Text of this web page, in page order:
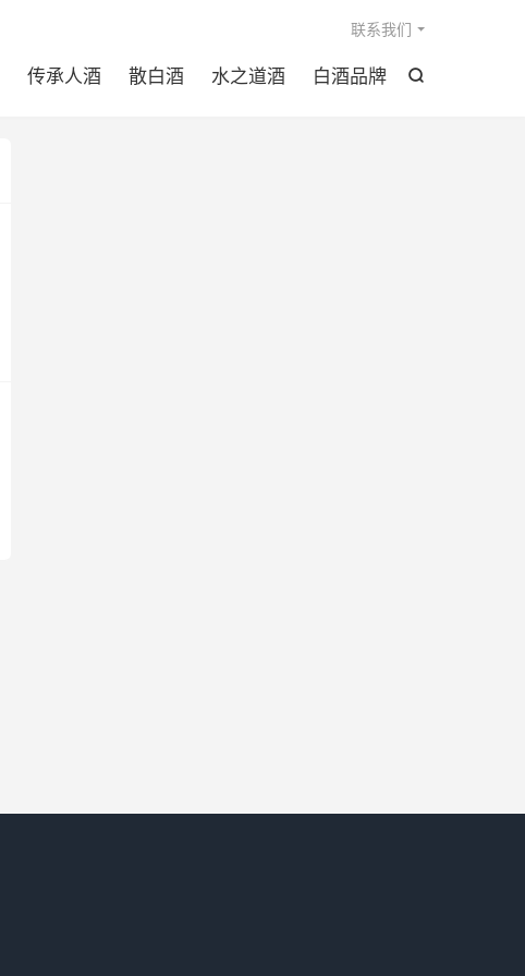

传承人酒 散白酒 水之道酒 白酒品牌
联系我们